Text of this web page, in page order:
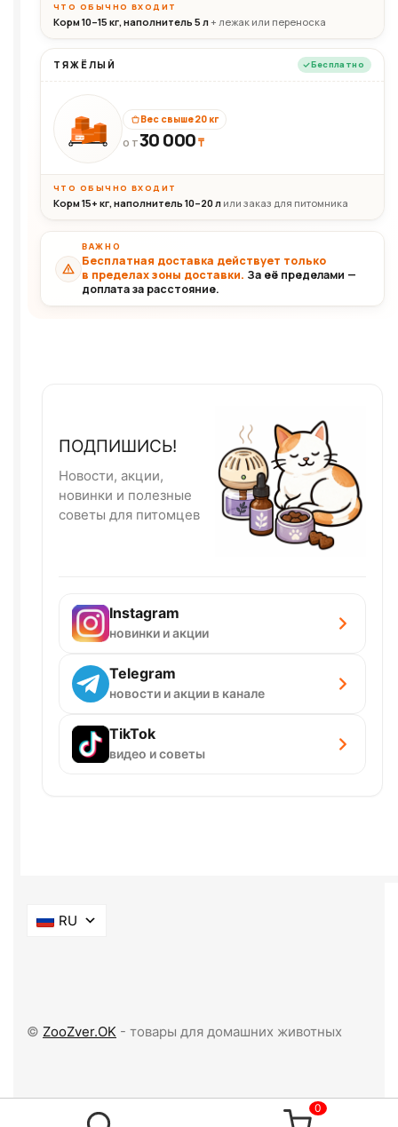
ЧТО ОБЫЧНО ВХОДИТ
Корм 10–15 кг, наполнитель 5 л+ лежак или переноска
ТЯЖЁЛЫЙ Бесплатно
30+кг
Вес свыше 20 кг
ОТ30 000₸
ЧТО ОБЫЧНО ВХОДИТ
Корм 15+ кг, наполнитель 10–20 л или заказ для питомника
ВАЖНО
Бесплатная доставка действует только
в пределах зоны доставки. За её пределами —
доплата за расстояние.
ПОДПИШИСЬ!
Новости, акции,
новинки и полезные
советы для питомцев
Instagram
новинки и акции
Telegram
новости и акции в канале
TikTok
видео и советы
RU
© ZooZver.OK - товары для домашних животных
0